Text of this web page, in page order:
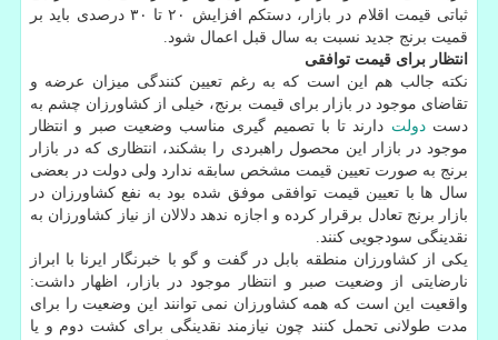
ثباتی قیمت اقلام در بازار، دستکم افزایش ۲۰ تا ۳۰ درصدی باید بر
قمیت برنج جدید نسبت به سال قبل اعمال شود.
انتظار برای قیمت توافقی
نکته جالب هم این است که به رغم تعیین کنندگی میزان عرضه و
تقاضای موجود در بازار برای قیمت برنج، خیلی از کشاورزان چشم به
دستدولت دارند تا با تصمیم گیری مناسب وضعیت صبر و انتظار
موجود در بازار این محصول راهبردی را بشکند، انتظاری که در بازار
برنج به صورت تعیین قیمت مشخص سابقه ندارد ولی دولت در بعضی
سال ها با تعیین قیمت توافقی موفق شده بود به نفع کشاورزان در
بازار برنج تعادل برقرار کرده و اجازه ندهد دلالان از نیاز کشاورزان به
نقدینگی سودجویی کنند.
یکی از کشاورزان منطقه بابل در گفت و گو با خبرنگار ایرنا با ابراز
نارضایتی از وضعیت صبر و انتظار موجود در بازار، اظهار داشت:
واقعیت این است که همه کشاورزان نمی توانند این وضعیت را برای
مدت طولانی تحمل کنند چون نیازمند نقدینگی برای کشت دوم و یا